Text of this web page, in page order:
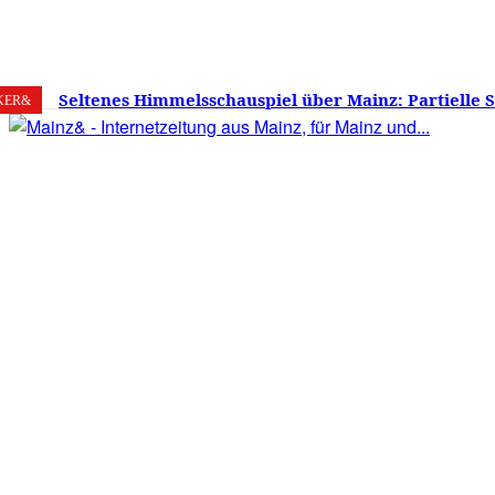
6. August 2026 28.7 Mainz
Seltenes Himmelsschauspiel über Mainz: Partielle
am 12. August 2026 – Sonne zu etwa 88 Prozent